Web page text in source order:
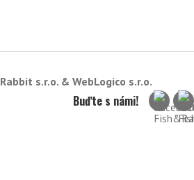
Rabbit s.r.o. & WebLogico s.r.o.
Buďte s námi!